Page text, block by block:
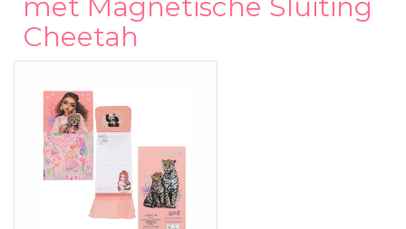
met Magnetische Sluiting
Cheetah